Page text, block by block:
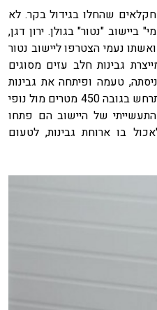
חקלאים שהחלו בגידול בקר. לא
"נטור" בגולן. ירון דגן,
נעמי הצטרפו ליישוב נטור
גבינות חלב עזים מסוגים
טעמה ופיתחה את גבינות
קשות, חצי קשות ורכות. כל זה מתרחש בגובה 450 מטרים מול נופי
של היישוב הם פתחו
בו ארוחת גבינות, לטעום